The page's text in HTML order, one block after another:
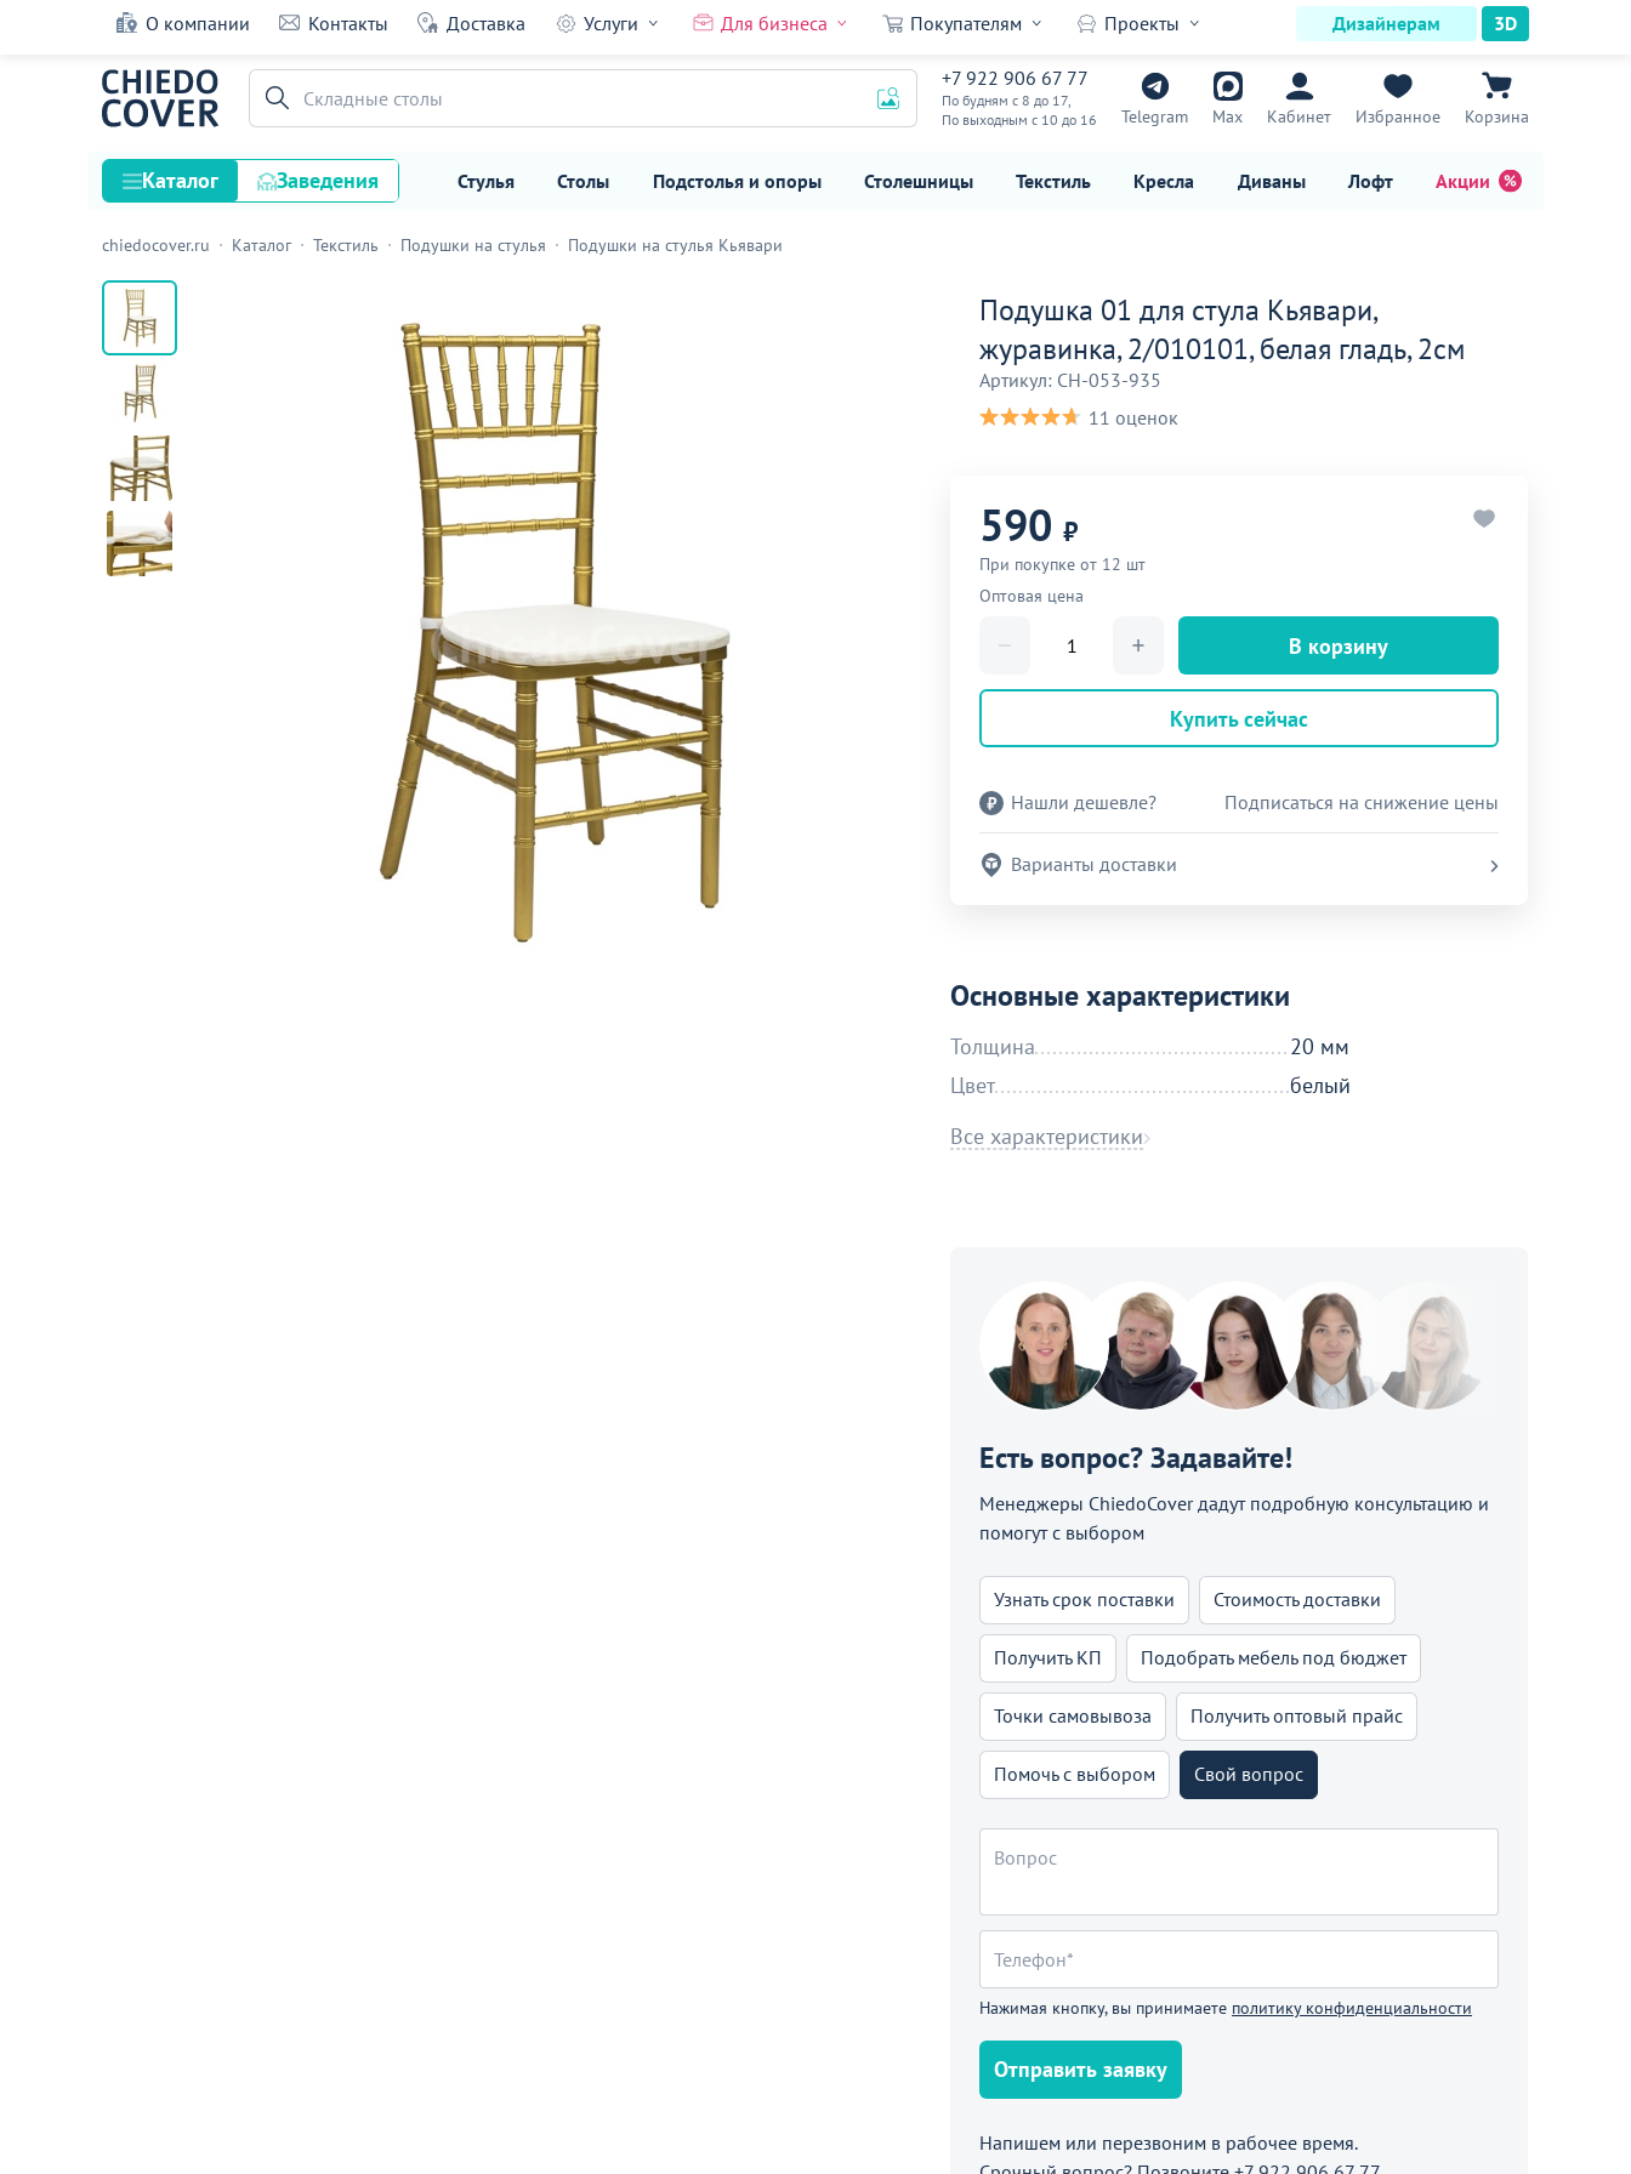
О компании Контакты Доставка Услуги Для бизнеса Покупателям Проекты Дизайнерам 3D
+7 922 906 67 77
По будням с 8 до 17,
По выходным с 10 до 16
Telegram Max Кабинет Избранное Корзина
Складные столы
Каталог Заведения Стулья Столы Подстолья и опоры Столешницы Текстиль Кресла Диваны Лофт Акции
Стулья
Столы
Подстолья и опоры
Столешницы
Текстиль
Кресла
Диваны
Лофт
Подушка 01 для стула Кьявари, журавинка, 2/010101,
белая гладь, 2см
590
chiedocover.ru Каталог Текстиль Подушки на стулья Подушки на стулья Кьявари
Подушка 01 для стула Кьявари,
журавинка, 2/010101, белая гладь, 2см
Артикул: CH-053-935
11 оценок
590 ₽
При покупке от 12 шт
Оптовая цена
В корзину
Купить сейчас
Нашли дешевле? Подписаться на снижение цены
Варианты доставки
Основные характеристики
Толщина
20 мм
Цвет
белый
Все характеристики
Есть вопрос? Задавайте!
Менеджеры ChiedoCover дадут подробную консультацию и
помогут с выбором
Узнать срок поставки Стоимость доставки
Получить КП Подобрать мебель под бюджет
Точки самовывоза Получить оптовый прайс
Помочь с выбором Свой вопрос
Нажимая кнопку, вы принимаете политику конфиденциальности
Отправить заявку
Напишем или перезвоним в рабочее время.